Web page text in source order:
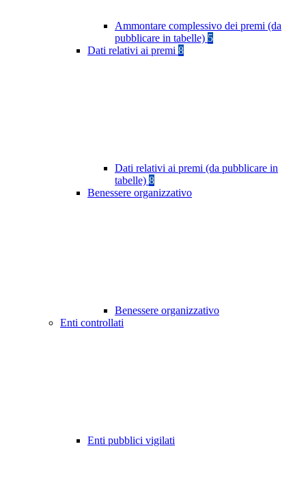
Ammontare complessivo dei premi (da
pubblicare in tabelle) 5
Dati relativi ai premi 8
Dati relativi ai premi (da pubblicare in
tabelle) 8
Benessere organizzativo
Benessere organizzativo
Enti controllati
Enti pubblici vigilati